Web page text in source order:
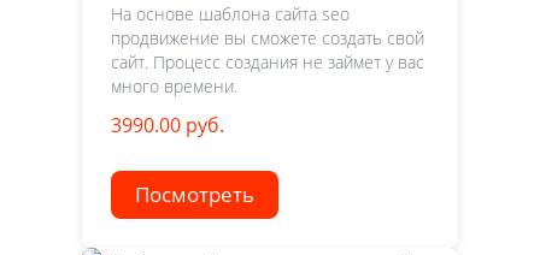
На основе шаблона сайта seo
продвижение вы сможете создать свой
сайт. Процесс создания не займет у вас
много времени.
3990.00 руб.
Посмотреть